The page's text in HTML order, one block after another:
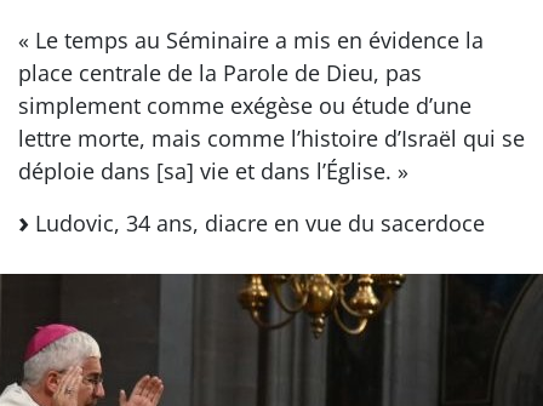
« Le temps au Séminaire a mis en évidence la
place centrale de la Parole de Dieu, pas
simplement comme exégèse ou étude d’une
lettre morte, mais comme l’histoire d’Israël qui se
déploie dans [sa] vie et dans l’Église. »
Ludovic, 34 ans, diacre en vue du sacerdoce